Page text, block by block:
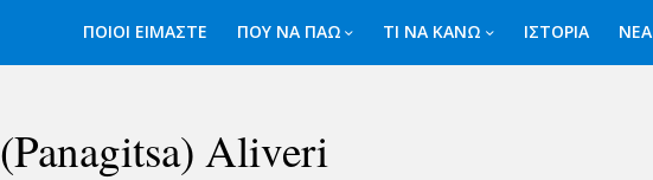
ΠΟΙΟΙ ΕΙΜΑΣΤΕ ΠΟΥ ΝΑ ΠΑΩ ΤΙ ΝΑ ΚΑΝΩ ΙΣΤΟΡΙΑ ΝΕΑ
Aliveri